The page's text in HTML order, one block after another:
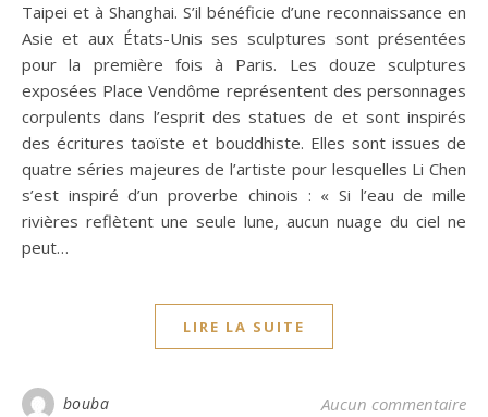
Taipei et à Shanghai. S’il bénéficie d’une reconnaissance en
Asie et aux États-Unis ses sculptures sont présentées
pour la première fois à Paris. Les douze sculptures
exposées Place Vendôme représentent des personnages
corpulents dans l’esprit des statues de et sont inspirés
des écritures taoïste et bouddhiste. Elles sont issues de
quatre séries majeures de l’artiste pour lesquelles Li Chen
s’est inspiré d’un proverbe chinois : « Si l’eau de mille
rivières reflètent une seule lune, aucun nuage du ciel ne
peut…
LIRE LA SUITE
bouba Aucun commentaire